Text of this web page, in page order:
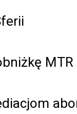
MTR